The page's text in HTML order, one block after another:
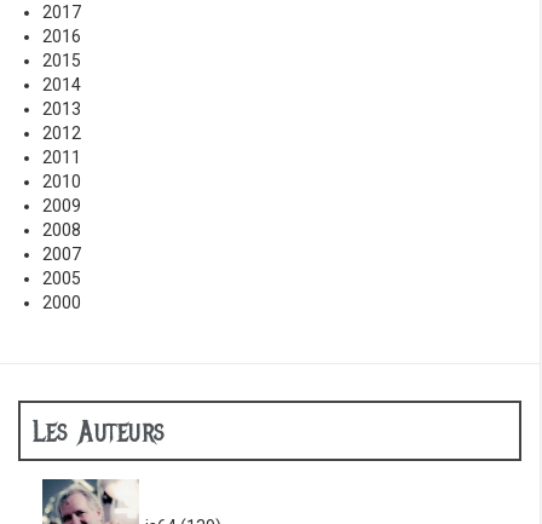
2017
2016
2015
2014
2013
2012
2011
2010
2009
2008
2007
2005
2000
Les Auteurs